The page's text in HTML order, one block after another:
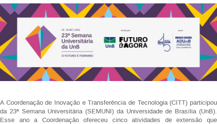
A Coordenação de Inovação e Transferência de Tecnologia (CITT) participou
da 23ª Semana Universitária (SEMUNI) da Universidade de Brasília (UnB).
Esse ano a Coordenação ofereceu cinco atividades de extensão que